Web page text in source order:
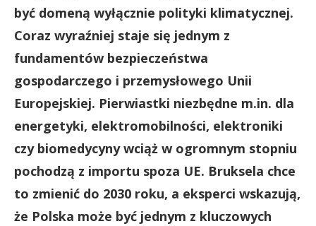
być domeną wyłącznie polityki klimatycznej.
Coraz wyraźniej staje się jednym z
fundamentów bezpieczeństwa
gospodarczego i przemysłowego Unii
Europejskiej. Pierwiastki niezbędne m.in. dla
energetyki, elektromobilności, elektroniki
czy biomedycyny wciąż w ogromnym stopniu
pochodzą z importu spoza UE. Bruksela chce
to zmienić do 2030 roku, a eksperci wskazują,
że Polska może być jednym z kluczowych